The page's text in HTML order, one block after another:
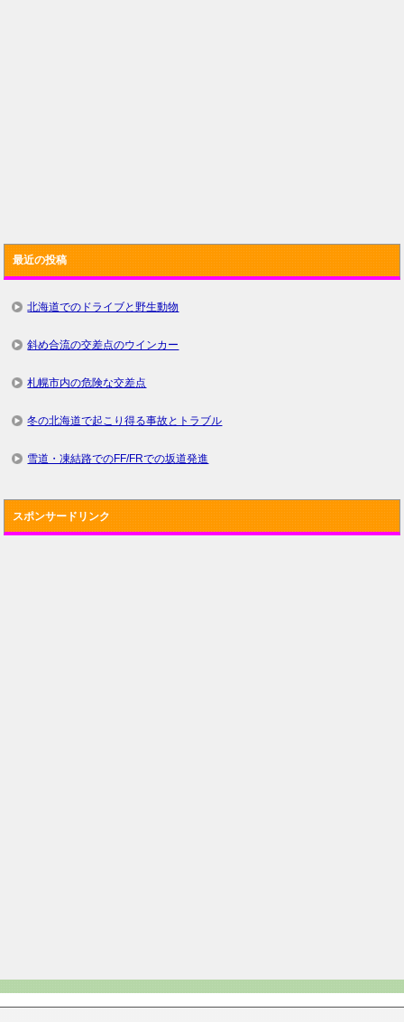
最近の投稿
北海道でのドライブと野生動物
斜め合流の交差点のウインカー
札幌市内の危険な交差点
冬の北海道で起こり得る事故とトラブル
雪道・凍結路でのFF/FRでの坂道発進
スポンサードリンク